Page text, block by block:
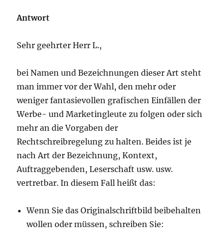
Antwort
Sehr geehrter Herr L.,
bei Namen und Bezeichnungen dieser Art steht
man immer vor der Wahl, den mehr oder
weniger fantasievollen grafischen Einfällen der
Werbe- und Marketingleute zu folgen oder sich
mehr an die Vorgaben der
Rechtschreibregelung zu halten. Beides ist je
nach Art der Bezeichnung, Kontext,
Auftraggebenden, Leserschaft usw. usw.
vertretbar. In diesem Fall heißt das:
Wenn Sie das Originalschriftbild beibehalten
wollen oder müssen, schreiben Sie: